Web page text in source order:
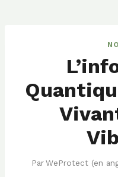
ParWeProtect (en